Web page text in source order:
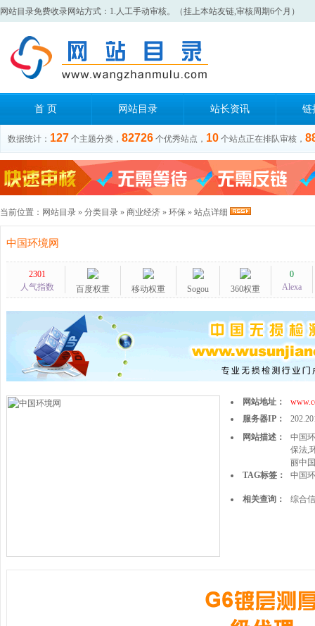
网站目录免费收录网站方式：1.人工手动审核。（挂上本站友链,审核周期6个月）
首 页 网站目录 站长资讯 链
数据统计： 127 个主题分类， 82726 个优秀站点， 10 个站点正在排队审核，
当前位置： 网站目录 » 分类目录 » 商业经济 » 环保 » 站点详细
中国环境网
2301
人气指数
百度权重 移动权重 Sogou 360权重
0
Alexa
网站地址：
服务器IP：
网站描述：
中国
保法,
丽中
TAG标签：
中国
相关查询： 综合